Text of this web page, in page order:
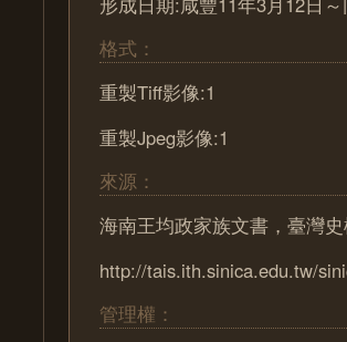
格式：
重製Tiff影像:1
重製Jpeg影像:1
來源：
海南王均政家族文書，臺灣
http://tais.ith.sinica.edu.tw/
管理權：